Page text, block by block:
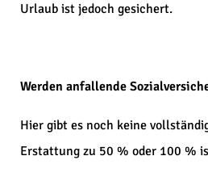
Urlaub ist jedoch gesichert.
Werden anfallende
Hier gibt es noch keine
Erstattung zu 50 % oder 100 %